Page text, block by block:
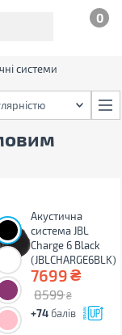
0
системи
Акустична
система JBL
Charge 6 Black
(JBLCHARGE6BLK)
7699₴
8599 ₴
+74 балів